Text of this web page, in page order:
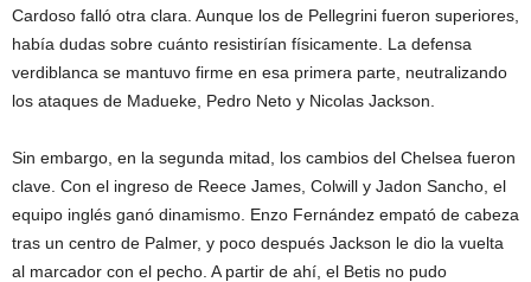
Cardoso falló otra clara. Aunque los de Pellegrini fueron superiores,
había dudas sobre cuánto resistirían físicamente. La defensa
verdiblanca se mantuvo firme en esa primera parte, neutralizando
los ataques de Madueke, Pedro Neto y Nicolas Jackson.
Sin embargo, en la segunda mitad, los cambios del Chelsea fueron
clave. Con el ingreso de Reece James, Colwill y Jadon Sancho, el
equipo inglés ganó dinamismo. Enzo Fernández empató de cabeza
tras un centro de Palmer, y poco después Jackson le dio la vuelta
al marcador con el pecho. A partir de ahí, el Betis no pudo